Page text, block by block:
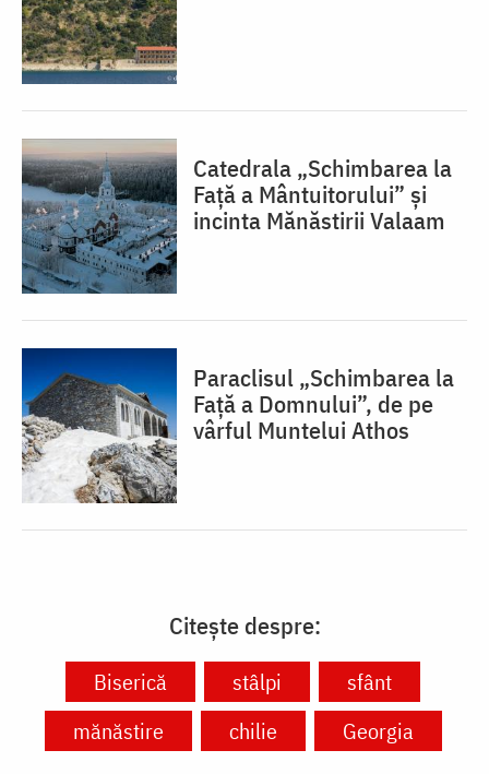
Catedrala „Schimbarea la
Față a Mântuitorului” și
incinta Mănăstirii Valaam
Paraclisul „Schimbarea la
Față a Domnului”, de pe
vârful Muntelui Athos
Citește despre:
Biserică stâlpi
sfânt
mănăstire
chilie Georgia